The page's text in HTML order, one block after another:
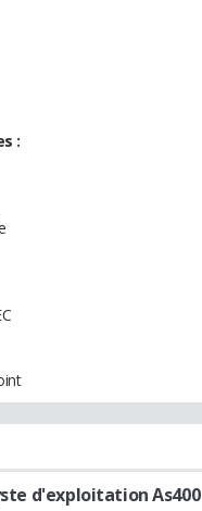
:
d'exploitation As400